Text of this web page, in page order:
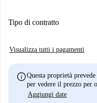
Tipo di contratto
Visualizza tutti i pagamenti
infoQuesta proprietà
per vedere il prezzo per
Aggiungi date